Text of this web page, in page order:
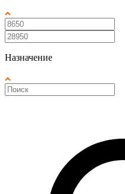
Назначение